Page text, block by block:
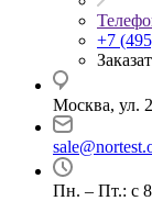
+7
Москва, ул.
Пн. – Пт.: с